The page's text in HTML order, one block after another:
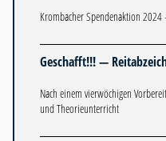
Krombacher Spendenaktion
Geschafft!!! —
Nach einem vierwöchigen
und Theorieunterricht